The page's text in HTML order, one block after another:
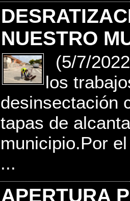
NUESTRO
(5/7/
los
desinsectación
tapas de
municipio.Por
...
APERTURA